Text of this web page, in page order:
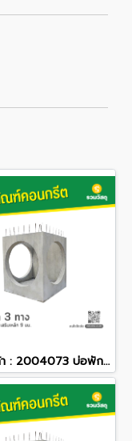
รหัสสินค้า : 2004073 บ่อพักคอนกรีต 3 ทาง ขนาด 1.5 ม. เสริมเหล็ก 9 มม.